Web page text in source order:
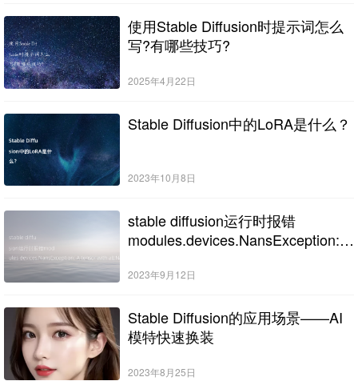
使用Stable Diffusion时提示词怎么
写?有哪些技巧?
2025年4月22日
Stable Diffusion中的LoRA是什么？
2023年10月8日
stable diffusion运行时报错
modules.devices.NansException: A
in Unet.的解决办法
2023年9月12日
Stable Diffusion的应用场景——AI
模特快速换装
2023年8月25日